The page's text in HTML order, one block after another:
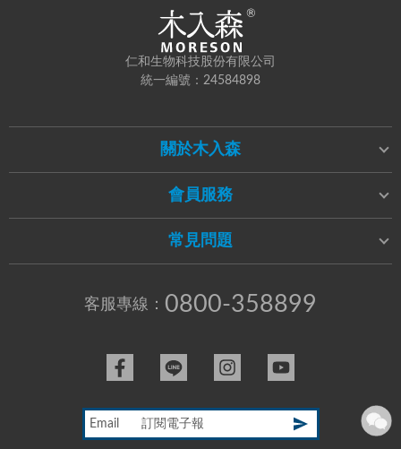
仁和生物科技股份有限公司
統一編號：24584898
關於木入森
會員服務
常見問題
客服專線： 0800-358899
Email